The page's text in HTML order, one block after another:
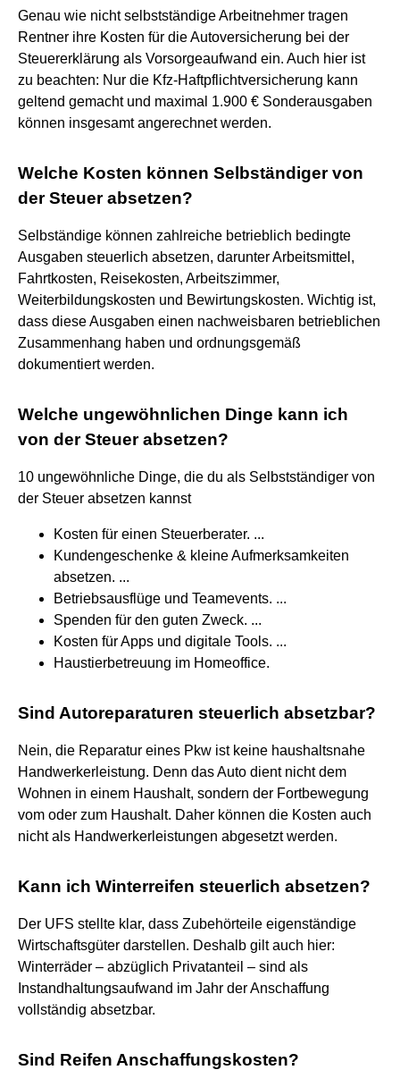
Genau wie nicht selbstständige Arbeitnehmer tragen
Rentner ihre Kosten für die Autoversicherung bei der
Steuererklärung als Vorsorgeaufwand ein. Auch hier ist
zu beachten: Nur die Kfz-Haftpflichtversicherung kann
geltend gemacht und maximal 1.900 € Sonderausgaben
können insgesamt angerechnet werden.
Welche Kosten können Selbständiger von
der Steuer absetzen?
Selbständige können zahlreiche betrieblich bedingte
Ausgaben steuerlich absetzen, darunter Arbeitsmittel,
Fahrtkosten, Reisekosten, Arbeitszimmer,
Weiterbildungskosten und Bewirtungskosten. Wichtig ist,
dass diese Ausgaben einen nachweisbaren betrieblichen
Zusammenhang haben und ordnungsgemäß
dokumentiert werden.
Welche ungewöhnlichen Dinge kann ich
von der Steuer absetzen?
10 ungewöhnliche Dinge, die du als Selbstständiger von
der Steuer absetzen kannst
Kosten für einen Steuerberater. ...
Kundengeschenke & kleine Aufmerksamkeiten
absetzen. ...
Betriebsausflüge und Teamevents. ...
Spenden für den guten Zweck. ...
Kosten für Apps und digitale Tools. ...
Haustierbetreuung im Homeoffice.
Sind Autoreparaturen steuerlich absetzbar?
Nein, die Reparatur eines Pkw ist keine haushaltsnahe
Handwerkerleistung. Denn das Auto dient nicht dem
Wohnen in einem Haushalt, sondern der Fortbewegung
vom oder zum Haushalt. Daher können die Kosten auch
nicht als Handwerkerleistungen abgesetzt werden.
Kann ich Winterreifen steuerlich absetzen?
Der UFS stellte klar, dass Zubehörteile eigenständige
Wirtschaftsgüter darstellen. Deshalb gilt auch hier:
Winterräder – abzüglich Privatanteil – sind als
Instandhaltungsaufwand im Jahr der Anschaffung
vollständig absetzbar.
Sind Reifen Anschaffungskosten?